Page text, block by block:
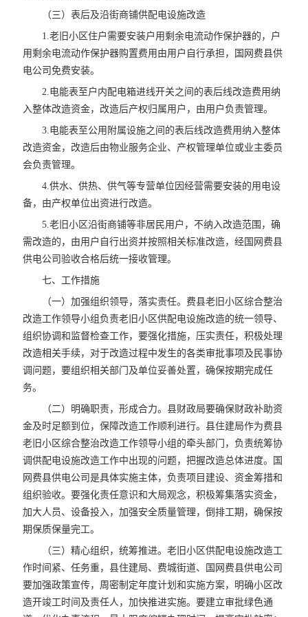
（三）表后及沿街商铺供配电设施改造
1.老旧小区住户需要安装户用剩余电流动作保护器的，户
用剩余电流动作保护器购置费用由用户自行承担，国网费县供
电公司免费安装。
2.电能表至户内配电箱进线开关之间的表后线改造费用纳
入整体改造资金，改造后产权归属用户，由用户负责管理。
3.电能表至公用附属设施之间的表后线改造费用纳入整体
改造资金，改造后由物业服务企业、产权管理单位或业主委员
会负责管理。
4.供水、供热、供气等专营单位因经营需要安装的用电设
备，由产权单位出资进行改造。
5.老旧小区沿街商铺等非居民用户，不纳入改造范围，确
需改造的，由用户自行出资并按照相关标准改造，经国网费县
供电公司验收合格后统一接收管理。
七、工作措施
（一）加强组织领导，落实责任。费县老旧小区综合整治
改造工作领导小组负责老旧小区供配电设施改造的统一领导、
组织协调和监督检查工作，要强化措施，压实责任，积极处理
改造相关手续，对于改造过程中发生的各类审批事项及民事协
调问题，要组织相关部门及单位妥善处置，确保按期完成任
务。
（二）明确职责，形成合力。县财政局要确保财政补助资
金及时足额到位，保障改造工作顺利进行。县住建局作为费县
老旧小区综合整治改造工作领导小组的牵头部门，负责统筹协
调供配电设施改造工作中出现的问题，把握改造总体进度。国
网费县供电公司是具体实施主体，负责项目建设、资金筹措和
组织验收。要强化责任意识和大局观念，积极筹集落实资金，
加大人员、设备投入，加强安全质量管理，倒排工期，确保按
期保质保量完工。
（三）精心组织，统筹推进。老旧小区供配电设施改造工
作时间紧、任务重，县住建局、费城街道、国网费县供电公司
要加强政策宣传，周密制定年度计划和实施方案，明确小区改
造开竣工时间及责任人，加快推进实施。要建立审批绿色通